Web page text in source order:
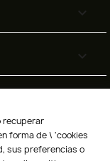


recuperar
forma de \ 'cookies
sus preferencias o